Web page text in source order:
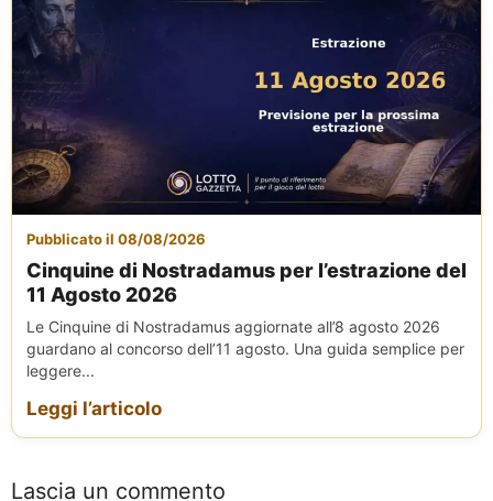
Pubblicato il 08/08/2026
Cinquine di Nostradamus per l’estrazione del
11 Agosto 2026
Le Cinquine di Nostradamus aggiornate all’8 agosto 2026
guardano al concorso dell’11 agosto. Una guida semplice per
leggere...
Leggi l’articolo
Lascia un commento